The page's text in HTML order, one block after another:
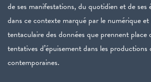
de ses manifestations, du quotidien et de ses
dans ce contexte marqué par le numérique et
tentaculaire des données que prennent place
tentatives d’épuisement dans les productions
contemporaines.